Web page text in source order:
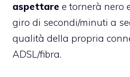
aspettare e tornerà nero
giro di secondi/minuti a
qualità della propria
ADSL/fibra.